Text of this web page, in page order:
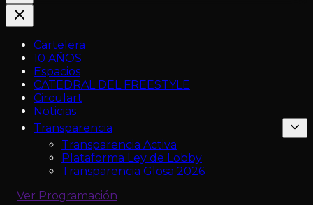
Cartelera
10 AÑOS
Espacios
CATEDRAL DEL FREESTYLE
Circulart
Noticias
Transparencia
Transparencia Activa
Plataforma Ley de Lobby
Transparencia Glosa 2026
Ver Programación